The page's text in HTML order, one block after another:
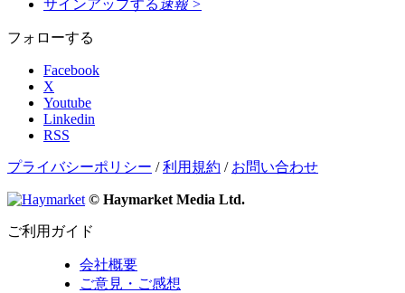
サインアップする 速報 >
フォローする
Facebook
X
Youtube
Linkedin
RSS
プライバシーポリシー /利用規約 / お問い合わせ
© Haymarket Media Ltd.
ご利用ガイド
会社概要
ご意見・ご感想